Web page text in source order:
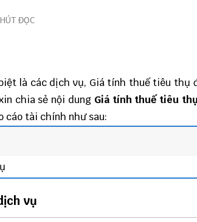
ĐỌC
là các dịch vụ, Giá tính thuế tiêu thụ
chia sẻ nội dung Giá tính thuế tiêu
cáo tài chính như sau:
vụ